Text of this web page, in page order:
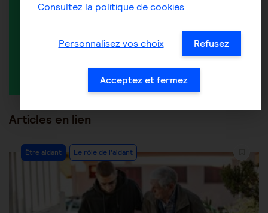
Articles en lien
Être aidant Le rôle de l'aidant
Consultez la politique de cookies
Personnalisez vos choix Refusez
Acceptez et fermez